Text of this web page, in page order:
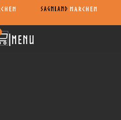
SAGNLAND
|MENU